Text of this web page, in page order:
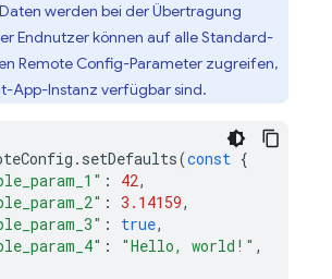
werden bei der Übertragung
Endnutzer können auf alle Standard-
Remote Config-Parameter zugreifen,
App-Instanz verfügbar sind.
. setDefaults(const {
: 42,
: 3.14159,
: true,
: "Hello, world!" ,